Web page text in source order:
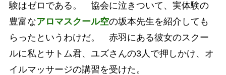
験はゼロである。 協会に泣きついて、実体験の
豊富なアロマスクール空の坂本先生を紹介しても
らったというわけだ。 赤羽にある彼女のスクー
ルに私とサトム君、ユズさんの3人で押しかけ、オ
イルマッサージの講習を受けた。